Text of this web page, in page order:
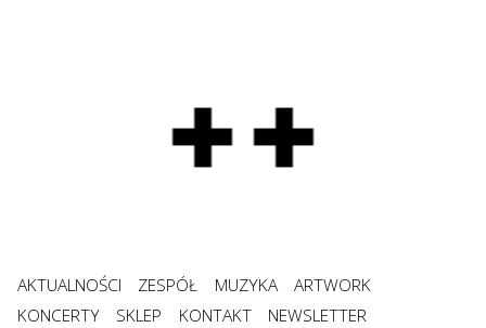
AKTUALNOŚCI ZESPÓŁ MUZYKA
ARTWORK
KONCERTY
SKLEP KONTAKT NEWSLETTER